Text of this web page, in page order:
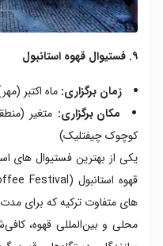
۹. فستیوال قهوه استانبول
زمان برگزاری: ماه اکتبر
مکان برگزاری: متغیر
کوچوک چیفتلیک)
یکی از بهترین فستیوال های
محلی و بین‌المللی قهوه،